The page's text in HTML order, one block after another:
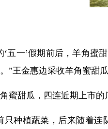
‘五一’假期前后，羊角蜜
”王金惠边采收羊角蜜甜瓜
蜜甜瓜，四连近期上市的
只种植蔬菜，后来随着